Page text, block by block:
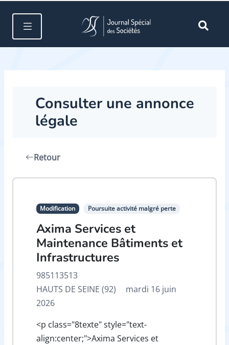
Consulter une annonce
légale
Retour
Modification Poursuite activité malgré perte
Axima Services et
Maintenance Bâtiments et
Infrastructures
985113513
HAUTS DE SEINE (92)
mardi 16 juin
2026
<p class="8texte" style="text-
align:center;">Axima Services et